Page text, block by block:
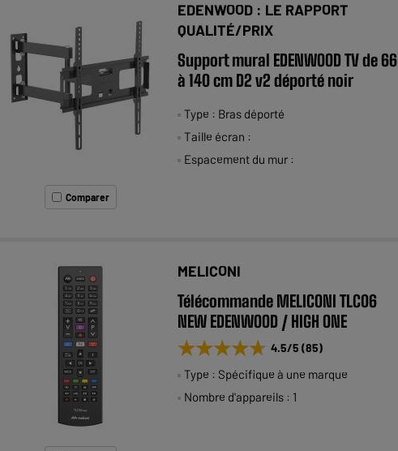
Comparer
EDENWOOD : LE RAPPORT
QUALITÉ/PRIX
Support mural EDENWOOD TV de 66
à 140 cm D2 v2 déporté noir
Type : Bras déporté
Taille écran :
Espacement du mur :
MELICONI
Télécommande MELICONI TLC06
NEW EDENWOOD / HIGH ONE
★★★★★
★★★★★ 4.5/5 (85)
Type : Spécifique à une marque
Nombre d'appareils : 1